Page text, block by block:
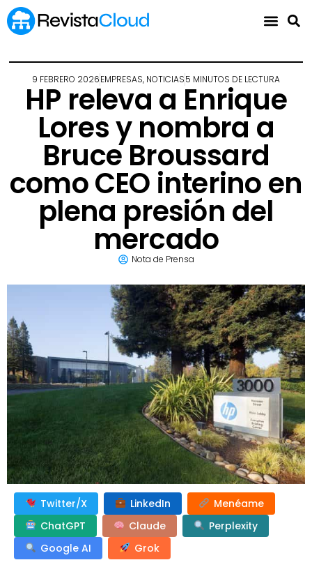
9 FEBRERO 2026EMPRESAS, NOTICIAS5 MINUTOS DE LECTURA
HP releva a Enrique
Lores y nombra a
Bruce Broussard
como CEO interino en
plena presión del
mercado
Nota de Prensa
Twitter/X LinkedIn
Menéame
ChatGPT
Claude
Perplexity
Google AI
Grok